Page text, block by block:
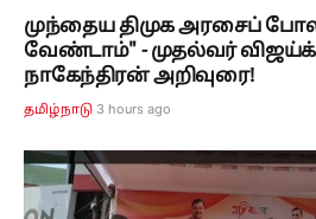
முந்தைய திமுக அரசைப்
வேண்டாம்" - முதல்வர்
நாகேந்திரன் அறிவுரை!
தமிழ்நாடு 3 hours ago